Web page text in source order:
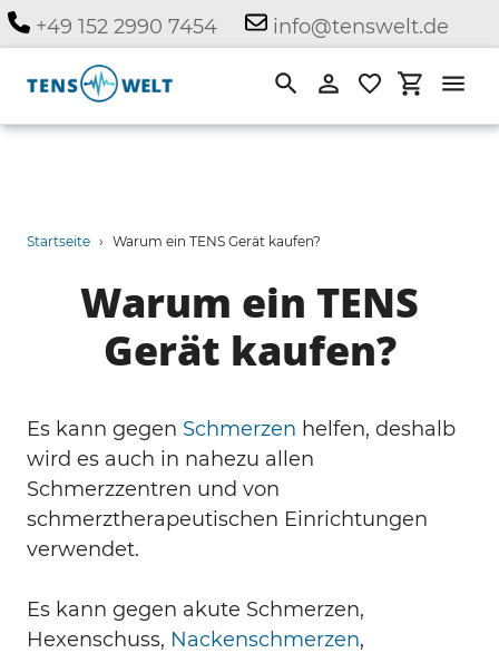
Direkt
zum
Inhalt
+49 152 2990 7454 info@tenswelt.de
SuchenEinloggen
Startseite › Warum ein TENS Gerät kaufen?
Warum ein TENS
Gerät kaufen?
Es kann gegen Schmerzen helfen, deshalb
wird es auch in nahezu allen
Schmerzzentren und von
schmerztherapeutischen Einrichtungen
verwendet.
Es kann gegen akute Schmerzen,
Hexenschuss, Nackenschmerzen,